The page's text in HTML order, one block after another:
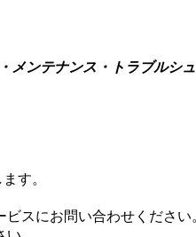
メンテナンス・トラブルシ
す。
スにお問い合わせください